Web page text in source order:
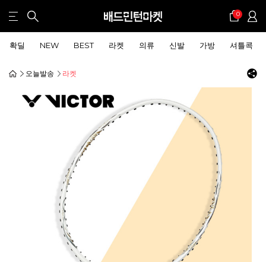
0
확딜 NEW BEST 라켓 의류 신발 가방 셔틀콕
오늘발송 라켓